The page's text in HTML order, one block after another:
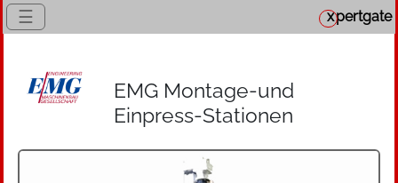
☰ xpertgate
EMG Montage-und
Einpress-Stationen